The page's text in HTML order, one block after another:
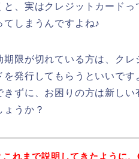
、実はクレジットカードっ
しまうんですよね♪
限が切れている方は、クレ
発行してもらうといいです
ずに、お困りの方は新しい
ょうか？
れまで説明してきたように、